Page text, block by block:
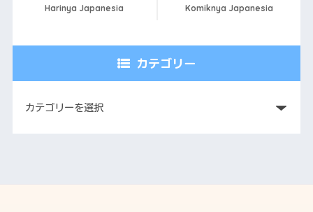
Harinya Japanesia Komiknya Japanesia
カテゴリー